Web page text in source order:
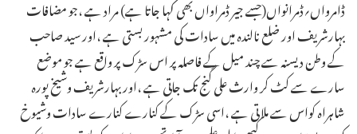
ڈامرواں؍ڈمرانواں(جسے جیر ڈمراواں بھی کہا جاتا ہے) مراد ہے ،جو مضافات
بہارشریف اور ضلع نالندہ میں سادات کی مشہور بستی ہے ،اور سید صاحب
کے وطن دیسنہ سے چند میل کے فاصلہ پر اس سڑک پر واقع ہے جو موضع
سارے سے کٹ کر وارث علی گنج تک جاتی ہے ،اور بہارشریف وشیخ پورہ
شاہراہ کواس سے ملا تی ہے ،اسی سڑک کے کنارے کنارے سادات وشیوخ